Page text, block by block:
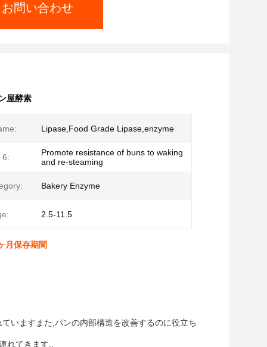
お問い合わせ
屋酵素
Lipase,Food Grade Lipase,enzyme
6:
Promote resistance of buns to waking
and re-steaming
Bakery Enzyme
2.5-11.5
月保存期間
いますまた,パンの内部構造を改善するのに役立ち
れてきます..